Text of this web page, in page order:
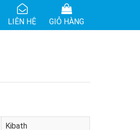
LIÊN HỆ GIỎ HÀNG
Kibath